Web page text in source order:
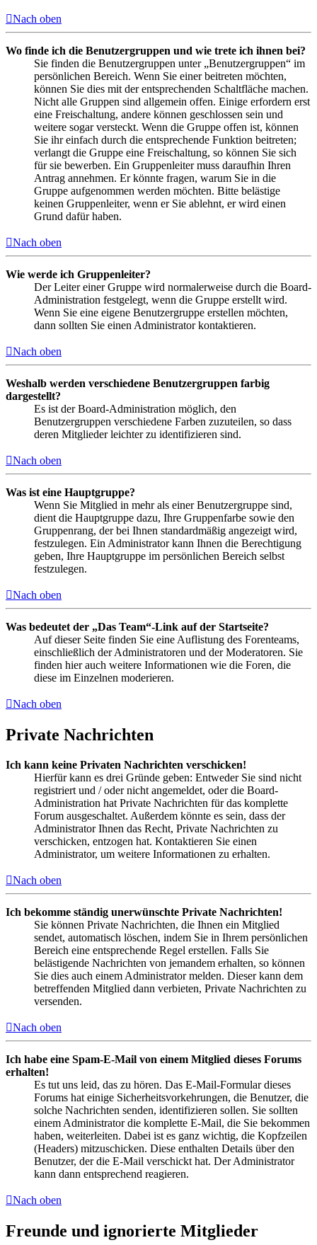
Nach oben
Wo finde ich die Benutzergruppen und wie trete ich ihnen bei?
Sie finden die Benutzergruppen unter „Benutzergruppen“ im
persönlichen Bereich. Wenn Sie einer beitreten möchten,
können Sie dies mit der entsprechenden Schaltfläche machen.
Nicht alle Gruppen sind allgemein offen. Einige erfordern erst
eine Freischaltung, andere können geschlossen sein und
weitere sogar versteckt. Wenn die Gruppe offen ist, können
Sie ihr einfach durch die entsprechende Funktion beitreten;
verlangt die Gruppe eine Freischaltung, so können Sie sich
für sie bewerben. Ein Gruppenleiter muss daraufhin Ihren
Antrag annehmen. Er könnte fragen, warum Sie in die
Gruppe aufgenommen werden möchten. Bitte belästige
keinen Gruppenleiter, wenn er Sie ablehnt, er wird einen
Grund dafür haben.
Nach oben
Wie werde ich Gruppenleiter?
Der Leiter einer Gruppe wird normalerweise durch die Board-
Administration festgelegt, wenn die Gruppe erstellt wird.
Wenn Sie eine eigene Benutzergruppe erstellen möchten,
dann sollten Sie einen Administrator kontaktieren.
Nach oben
Weshalb werden verschiedene Benutzergruppen farbig
dargestellt?
Es ist der Board-Administration möglich, den
Benutzergruppen verschiedene Farben zuzuteilen, so dass
deren Mitglieder leichter zu identifizieren sind.
Nach oben
Was ist eine Hauptgruppe?
Wenn Sie Mitglied in mehr als einer Benutzergruppe sind,
dient die Hauptgruppe dazu, Ihre Gruppenfarbe sowie den
Gruppenrang, der bei Ihnen standardmäßig angezeigt wird,
festzulegen. Ein Administrator kann Ihnen die Berechtigung
geben, Ihre Hauptgruppe im persönlichen Bereich selbst
festzulegen.
Nach oben
Was bedeutet der „Das Team“-Link auf der Startseite?
Auf dieser Seite finden Sie eine Auflistung des Forenteams,
einschließlich der Administratoren und der Moderatoren. Sie
finden hier auch weitere Informationen wie die Foren, die
diese im Einzelnen moderieren.
Nach oben
Private Nachrichten
Ich kann keine Privaten Nachrichten verschicken!
Hierfür kann es drei Gründe geben: Entweder Sie sind nicht
registriert und / oder nicht angemeldet, oder die Board-
Administration hat Private Nachrichten für das komplette
Forum ausgeschaltet. Außerdem könnte es sein, dass der
Administrator Ihnen das Recht, Private Nachrichten zu
verschicken, entzogen hat. Kontaktieren Sie einen
Administrator, um weitere Informationen zu erhalten.
Nach oben
Ich bekomme ständig unerwünschte Private Nachrichten!
Sie können Private Nachrichten, die Ihnen ein Mitglied
sendet, automatisch löschen, indem Sie in Ihrem persönlichen
Bereich eine entsprechende Regel erstellen. Falls Sie
belästigende Nachrichten von jemandem erhalten, so können
Sie dies auch einem Administrator melden. Dieser kann dem
betreffenden Mitglied dann verbieten, Private Nachrichten zu
versenden.
Nach oben
Ich habe eine Spam-E-Mail von einem Mitglied dieses Forums
erhalten!
Es tut uns leid, das zu hören. Das E-Mail-Formular dieses
Forums hat einige Sicherheitsvorkehrungen, die Benutzer, die
solche Nachrichten senden, identifizieren sollen. Sie sollten
einem Administrator die komplette E-Mail, die Sie bekommen
haben, weiterleiten. Dabei ist es ganz wichtig, die Kopfzeilen
(Headers) mitzuschicken. Diese enthalten Details über den
Benutzer, der die E-Mail verschickt hat. Der Administrator
kann dann entsprechend reagieren.
Nach oben
Freunde und ignorierte Mitglieder